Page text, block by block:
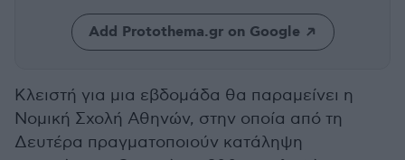
Add Protothema.gr on Google
Κλειστή για μια εβδομάδα θα παραμείνει η
Νομική Σχολή Αθηνών, στην οποία από τη
Δευτέρα πραγματοποιούν κατάληψη